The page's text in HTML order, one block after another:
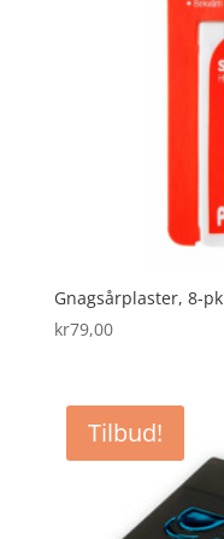
Gnagsårplaster, 8-pk
kr79,00
Tilbud!